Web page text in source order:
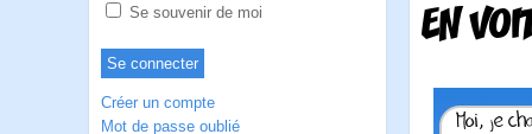
Se souvenir de moi
Créer un compte
Mot de passe oublié
EN